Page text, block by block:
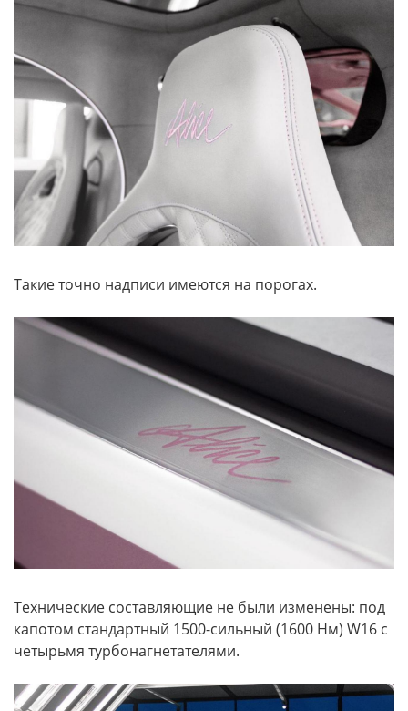
Такие точно надписи имеются на порогах.
Технические составляющие не были изменены: под
капотом стандартный 1500-сильный (1600 Нм) W16 с
четырьмя турбонагнетателями.